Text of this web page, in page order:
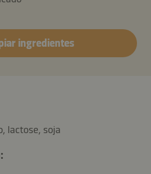
ingredientes
lactose, soja